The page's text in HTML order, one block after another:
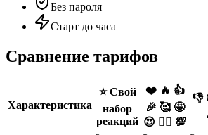
Без пароля
Старт до часа
Сравнение тарифов
Характеристика
⭐️ Свой
набор
реакций
❤️ 🔥 👍
🎉 🥰 🤩
😍 ❤️‍🔥 💯
👎